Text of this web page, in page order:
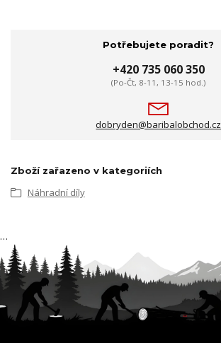
Potřebujete poradit?
+420 735 060 350
(Po-Čt, 8-11, 13-15 hod.)
dobryden@baribalobchod.cz
Zboží zařazeno v kategoriích
Náhradní díly
…